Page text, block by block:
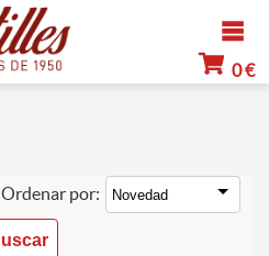
0 €
Ordenar por: